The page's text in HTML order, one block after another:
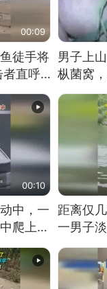
00:09
徒手将
者直呼
：参考
男子上
枞菌窝
长大：
00:10
中，一
爬上车
）
距离仅
一男子
捕食鲑